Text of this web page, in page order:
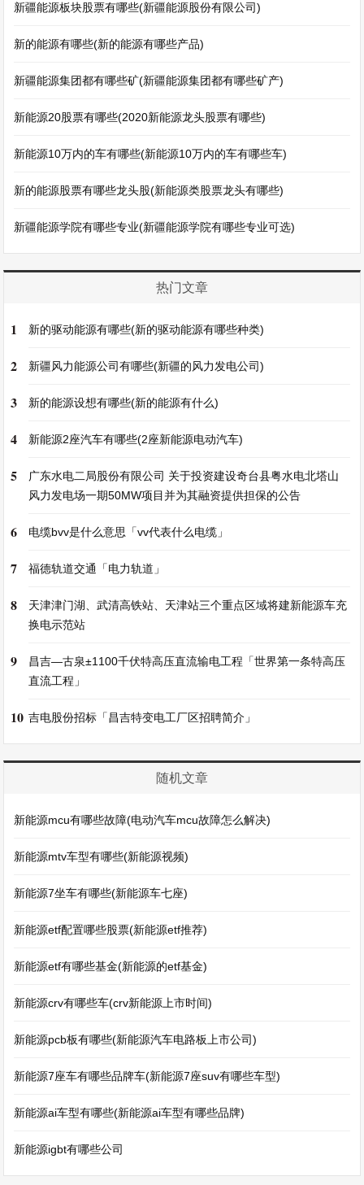
新疆能源板块股票有哪些(新疆能源股份有限公司)
新的能源有哪些(新的能源有哪些产品)
新疆能源集团都有哪些矿(新疆能源集团都有哪些矿产)
新能源20股票有哪些(2020新能源龙头股票有哪些)
新能源10万内的车有哪些(新能源10万内的车有哪些车)
新的能源股票有哪些龙头股(新能源类股票龙头有哪些)
新疆能源学院有哪些专业(新疆能源学院有哪些专业可选)
热门文章
1 新的驱动能源有哪些(新的驱动能源有哪些种类)
2 新疆风力能源公司有哪些(新疆的风力发电公司)
3 新的能源设想有哪些(新的能源有什么)
4 新能源2座汽车有哪些(2座新能源电动汽车)
5
广东水电二局股份有限公司 关于投资建设奇台县粤水电北塔山
风力发电场一期50MW项目并为其融资提供担保的公告
6 电缆bvv是什么意思「vv代表什么电缆」
7 福德轨道交通「电力轨道」
8
天津津门湖、武清高铁站、天津站三个重点区域将建新能源车充
换电示范站
9
昌吉—古泉±1100千伏特高压直流输电工程「世界第一条特高压
直流工程」
10 吉电股份招标「昌吉特变电工厂区招聘简介」
随机文章
新能源mcu有哪些故障(电动汽车mcu故障怎么解决)
新能源mtv车型有哪些(新能源视频)
新能源7坐车有哪些(新能源车七座)
新能源etf配置哪些股票(新能源etf推荐)
新能源etf有哪些基金(新能源的etf基金)
新能源crv有哪些车(crv新能源上市时间)
新能源pcb板有哪些(新能源汽车电路板上市公司)
新能源7座车有哪些品牌车(新能源7座suv有哪些车型)
新能源ai车型有哪些(新能源ai车型有哪些品牌)
新能源igbt有哪些公司